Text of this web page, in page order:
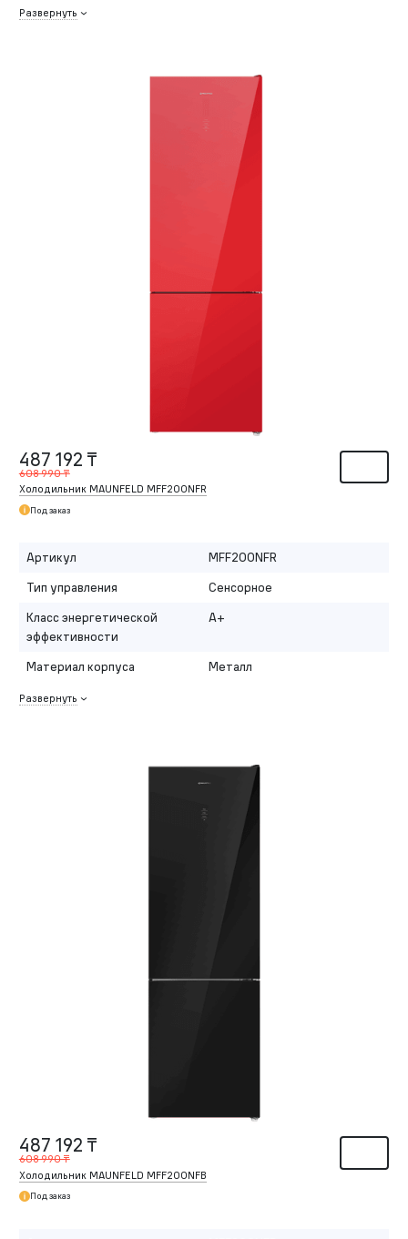
Развернуть
487 192 ₸
608 990 ₸
Холодильник MAUNFELD MFF200NFR
Под заказ
Артикул
MFF200NFR
Тип управления
Сенсорное
Класс энергетической
эффективности
A+
Материал корпуса Металл
Развернуть
487 192 ₸
608 990 ₸
Холодильник MAUNFELD MFF200NFB
Под заказ